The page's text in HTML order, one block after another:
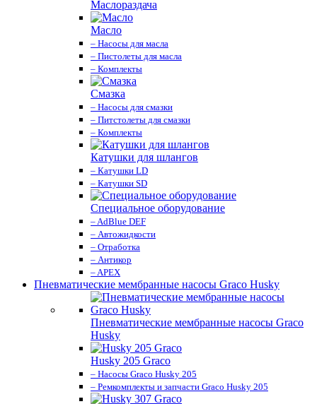
Маслораздача
Масло
– Насосы для масла
– Пистолеты для масла
– Комплекты
Смазка
– Насосы для смазки
– Питстолеты для смазки
– Комплекты
Катушки для шлангов
– Катушки LD
– Катушки SD
Специальное оборудование
– AdBlue DEF
– Автожидкости
– Отработка
– Антикор
– APEX
Пневматические мембранные насосы Graco Husky
Пневматические мембранные насосы Graco
Husky
Husky 205 Graco
– Насосы Graco Husky 205
– Ремкомплекты и запчасти Graco Husky 205